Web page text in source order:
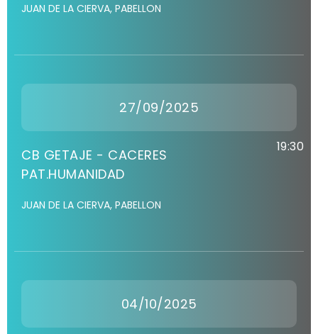
JUAN DE LA CIERVA, PABELLON
27/09/2025
CB GETAJE - CACERES
PAT.HUMANIDAD
19:30
JUAN DE LA CIERVA, PABELLON
04/10/2025